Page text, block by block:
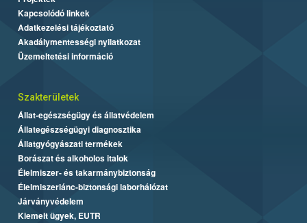
Kapcsolódó linkek
Adatkezelési tájékoztató
Akadálymentességi nyilatkozat
Üzemeltetési információ
Szakterületek
Állat-egészségügy és állatvédelem
Állategészségügyi diagnosztika
Állatgyógyászati termékek
Borászat és alkoholos italok
Élelmiszer- és takarmánybiztonság
Élelmiszerlánc-biztonsági laborhálózat
Járványvédelem
Kiemelt ügyek, EUTR